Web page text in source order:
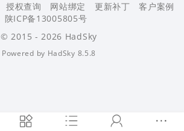
授权查询 网站绑定 更新补丁
客户案例
陕ICP备13005805号
© 2015 - 2026 HadSky
Powered by HadSky 8.5.8